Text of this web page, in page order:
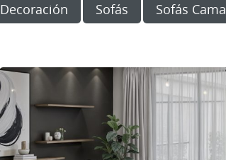
Decoración Sofás Sofás Cama